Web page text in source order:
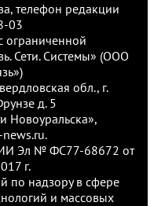
телефон редакции
03
ограниченной
Сети. Системы» (ООО
обл., г.
д. 5
Новоуральска»,
Эл № ФС77-68672 от
г.
по надзору в сфере
и массовых